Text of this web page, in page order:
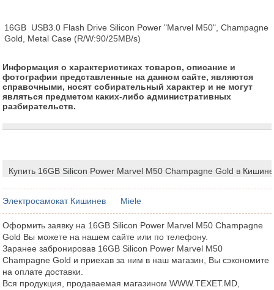
16GB  USB3.0 Flash Drive Silicon Power "Marvel M50", Champagne
Gold, Metal Case (R/W:90/25MB/s)
Информация о характеристиках товаров, описание и
фотографии представленные на данном сайте, являются
справочными, носят собирательный характер и не могут
являться предметом каких-либо административных
разбирательств.
Купить 16GB Silicon Power Marvel M50 Champagne Gold в
Электросамокат Кишинев Miele
Оформить заявку на 16GB Silicon Power Marvel M50 Champagne
Gold Вы можете на нашем сайте или по телефону.
Заранее забронировав 16GB Silicon Power Marvel M50
Champagne Gold и приехав за ним в наш магазин, Вы сэкономите
на оплате доставки.
Вся продукция, продаваемая магазином WWW.TEXET.MD,